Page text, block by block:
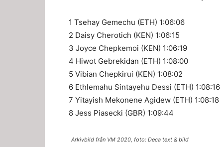
1 Tsehay Gemechu (ETH) 1:06:06
2 Daisy Cherotich (KEN) 1:06:15
3 Joyce Chepkemoi (KEN) 1:06:19
4 Hiwot Gebrekidan (ETH) 1:08:00
5 Vibian Chepkirui (KEN) 1:08:02
6 Ethlemahu Sintayehu Dessi (ETH) 1:08:16
7 Yitayish Mekonene Agidew (ETH) 1:08:18
8 Jess Piasecki (GBR) 1:09:44
Arkivbild från VM 2020, foto: Deca text & bild